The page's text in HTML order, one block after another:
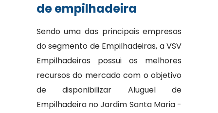
de empilhadeira
Sendo uma das principais empresas
do segmento de Empilhadeiras, a VSV
Empilhadeiras possui os melhores
recursos do mercado com o objetivo
de disponibilizar Aluguel de
Empilhadeira no Jardim Santa Maria -